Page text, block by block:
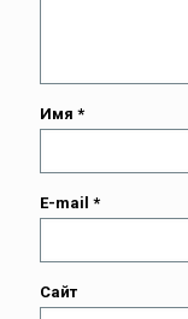
Имя *
E-mail *
Сайт